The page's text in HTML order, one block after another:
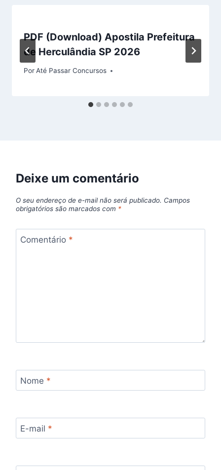
PDF (Download) Apostila Prefeitura
de Herculândia SP 2026
PorAté Passar Concursos
Deixe um comentário
O seu endereço de e-mail não será publicado. Campos
obrigatórios são marcados com *
Comentário *
Nome *
E-mail *